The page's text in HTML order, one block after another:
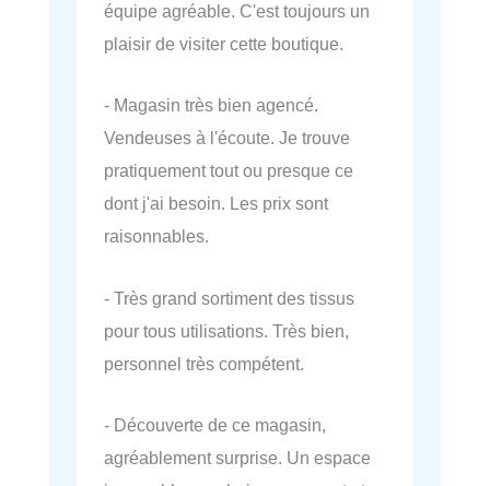
équipe agréable. C'est toujours un
plaisir de visiter cette boutique.
- Magasin très bien agencé.
Vendeuses à l'écoute. Je trouve
pratiquement tout ou presque ce
dont j'ai besoin. Les prix sont
raisonnables.
- Très grand sortiment des tissus
pour tous utilisations. Très bien,
personnel très compétent.
- Découverte de ce magasin,
agréablement surprise. Un espace